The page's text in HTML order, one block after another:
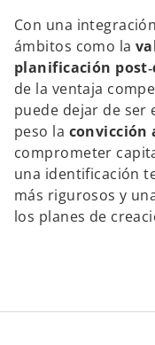
Con una
ámbitos como la
planificación
de la ventaja
puede dejar de ser
peso la convicción
comprometer
una identificación
más rigurosos y
los planes de